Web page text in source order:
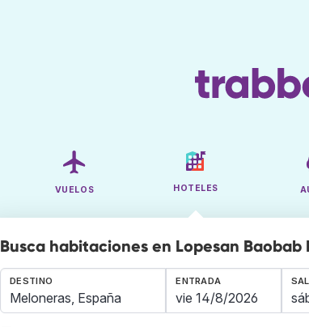
VUELOS HOTELES
Busca habitaciones en Lopesan Baobab
DESTINO ENTRADA